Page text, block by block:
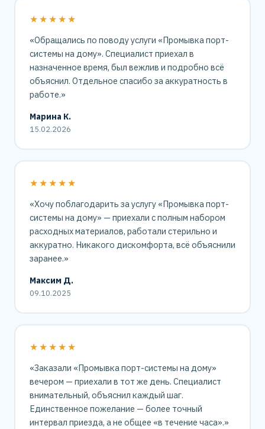
★★★★★
«Обращались по поводу услуги «Промывка порт-
системы на дому». Специалист приехал в
назначенное время, был вежлив и подробно всё
объяснил. Отдельное спасибо за аккуратность в
работе.»
Марина К.
15.02.2026
★★★★★
«Хочу поблагодарить за услугу «Промывка порт-
системы на дому» — приехали с полным набором
расходных материалов, работали стерильно и
аккуратно. Никакого дискомфорта, всё объяснили
заранее.»
Максим Д.
09.10.2025
★★★★★
«Заказали «Промывка порт-системы на дому»
вечером — приехали в тот же день. Специалист
внимательный, объяснил каждый шаг.
Единственное пожелание — более точный
интервал приезда, а не общее «в течение часа».»